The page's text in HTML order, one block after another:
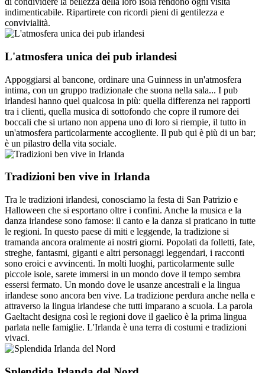
indimenticabile. Ripartirete con ricordi pieni di gentilezza e
convivialità.
L'atmosfera unica dei pub irlandesi
Appoggiarsi al bancone, ordinare una Guinness in un'atmosfera
intima, con un gruppo tradizionale che suona nella sala... I pub
irlandesi hanno quel qualcosa in più: quella differenza nei rapporti
tra i clienti, quella musica di sottofondo che copre il rumore dei
boccali che si urtano non appena uno di loro si riempie, il tutto in
un'atmosfera particolarmente accogliente. Il pub qui è più di un bar;
è un pilastro della vita sociale.
Tradizioni ben vive in Irlanda
Tra le tradizioni irlandesi, conosciamo la festa di San Patrizio e
Halloween che si esportano oltre i confini. Anche la musica e la
danza irlandese sono famose: il canto e la danza si praticano in tutte
le regioni. In questo paese di miti e leggende, la tradizione si
tramanda ancora oralmente ai nostri giorni. Popolati da folletti, fate,
streghe, fantasmi, giganti e altri personaggi leggendari, i racconti
sono eroici e avvincenti. In molti luoghi, particolarmente sulle
piccole isole, sarete immersi in un mondo dove il tempo sembra
essersi fermato. Un mondo dove le usanze ancestrali e la lingua
irlandese sono ancora ben vive. La tradizione perdura anche nella e
attraverso la lingua irlandese che tutti imparano a scuola. La parola
Gaeltacht designa così le regioni dove il gaelico è la prima lingua
parlata nelle famiglie. L'Irlanda è una terra di costumi e tradizioni
vivaci.